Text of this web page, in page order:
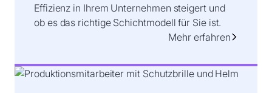
Effizienz in Ihrem Unternehmen steigert und
ob es das richtige Schichtmodell für Sie ist.
Mehr erfahren